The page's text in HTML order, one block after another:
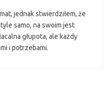
jednak stwierdziłem, że
samo, na swoim jest
głupota, ale każdy
i potrzebami.